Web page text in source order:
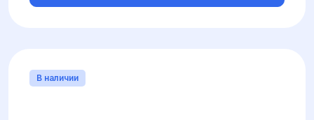
В наличии